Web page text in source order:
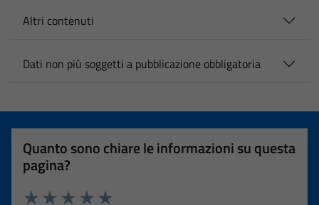
Altri contenuti
Dati non più soggetti a pubblicazione obbligatoria
Quanto sono chiare le informazioni su questa
pagina?